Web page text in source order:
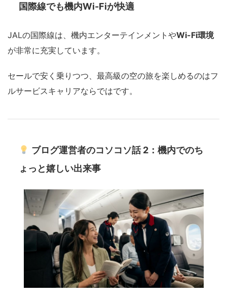
国際線でも機内Wi-Fiが快適
JALの国際線は、機内エンターテインメントやWi-Fi環境
が非常に充実しています。
セールで安く乗りつつ、最高級の空の旅を楽しめるのはフ
ルサービスキャリアならではです。
ブログ運営者のコソコソ話 2：機内でのち
ょっと嬉しい出来事